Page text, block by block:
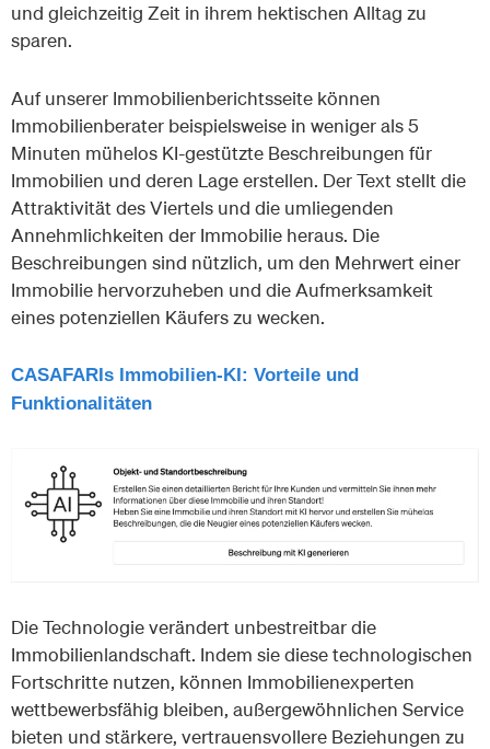
und gleichzeitig Zeit in ihrem hektischen Alltag zu
sparen.
Auf unserer Immobilienberichtsseite können
Immobilienberater beispielsweise in weniger als 5
Minuten mühelos KI-gestützte Beschreibungen für
Immobilien und deren Lage erstellen. Der Text stellt die
Attraktivität des Viertels und die umliegenden
Annehmlichkeiten der Immobilie heraus. Die
Beschreibungen sind nützlich, um den Mehrwert einer
Immobilie hervorzuheben und die Aufmerksamkeit
eines potenziellen Käufers zu wecken.
CASAFARIs Immobilien-KI: Vorteile und
Funktionalitäten
Die Technologie verändert unbestreitbar die
Immobilienlandschaft. Indem sie diese technologischen
Fortschritte nutzen, können Immobilienexperten
wettbewerbsfähig bleiben, außergewöhnlichen Service
bieten und stärkere, vertrauensvollere Beziehungen zu